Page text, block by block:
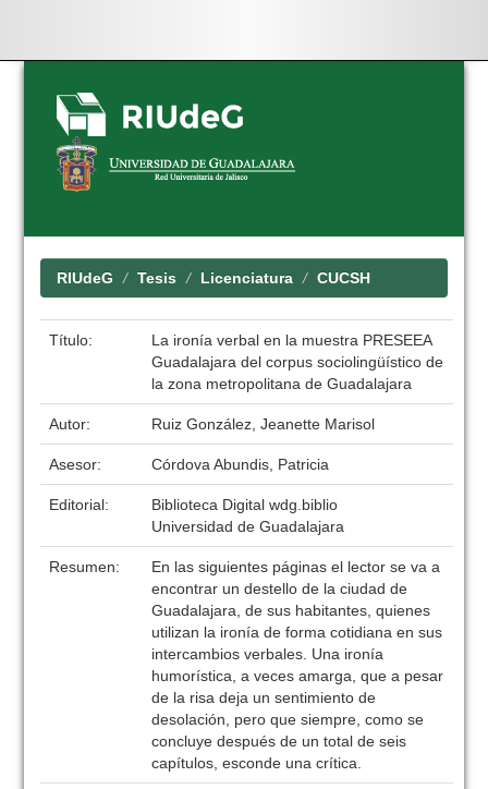
Skip
navigation
RIUdeG Tesis Licenciatura CUCSH
Título:
La ironía verbal en la muestra PRESEEA
Guadalajara del corpus sociolingüístico de
la zona metropolitana de Guadalajara
Autor: Ruiz González, Jeanette Marisol
Asesor: Córdova Abundis, Patricia
Editorial:
Biblioteca Digital wdg.biblio
Universidad de Guadalajara
Resumen:
En las siguientes páginas el lector se va a
encontrar un destello de la ciudad de
Guadalajara, de sus habitantes, quienes
utilizan la ironía de forma cotidiana en sus
intercambios verbales. Una ironía
humorística, a veces amarga, que a pesar
de la risa deja un sentimiento de
desolación, pero que siempre, como se
concluye después de un total de seis
capítulos, esconde una crítica.